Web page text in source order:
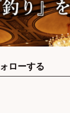
ローする